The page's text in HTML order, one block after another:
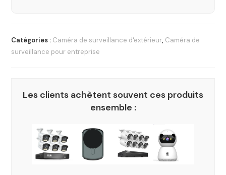
Catégories : Caméra de surveillance d'extérieur, Caméra de
surveillance pour entreprise
Les clients achètent souvent ces produits
ensemble :